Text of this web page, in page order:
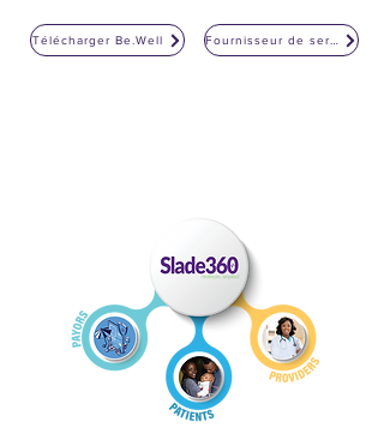
Télécharger Be.Well